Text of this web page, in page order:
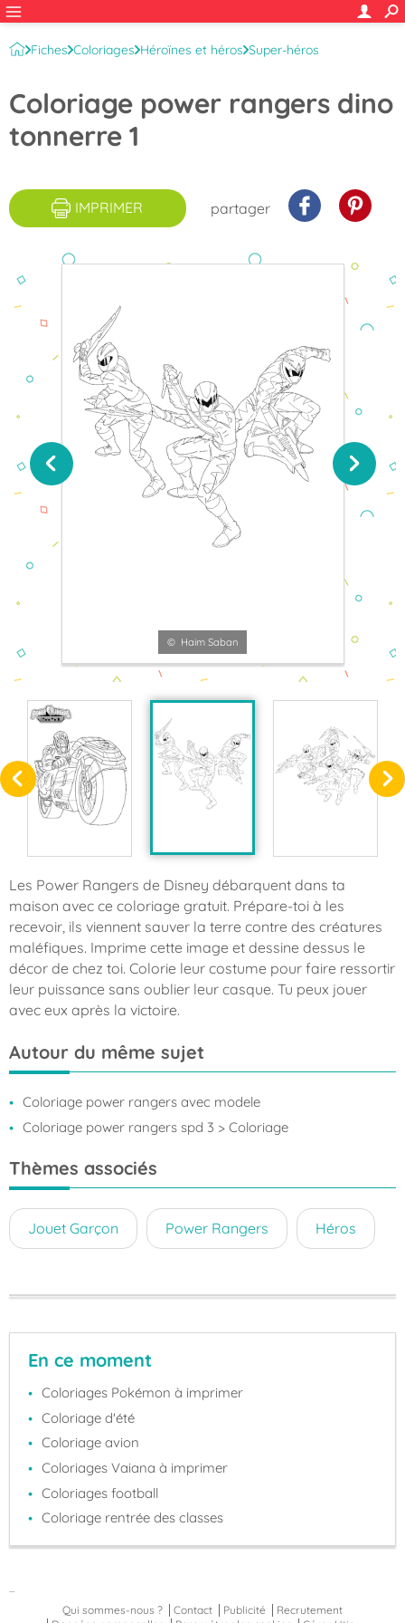
Fiches Coloriages Héroïnes et héros Super-héros
Coloriage power rangers dino
tonnerre 1
IMPRIMER partager
© Haim Saban
Les Power Rangers de Disney débarquent dans ta
maison avec ce coloriage gratuit. Prépare-toi à les
recevoir, ils viennent sauver la terre contre des créatures
maléfiques. Imprime cette image et dessine dessus le
décor de chez toi. Colorie leur costume pour faire ressortir
leur puissance sans oublier leur casque. Tu peux jouer
avec eux après la victoire.
Autour du même sujet
Coloriage power rangers avec modele
Coloriage power rangers spd 3 > Coloriage
Thèmes associés
Jouet Garçon Power Rangers Héros
En ce moment
Coloriages Pokémon à imprimer
Coloriage d'été
Coloriage avion
Coloriages Vaiana à imprimer
Coloriages football
Coloriage rentrée des classes
Qui sommes-nous ?
Contact Publicité
Recrutement